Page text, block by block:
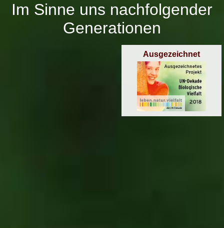
Im Sinne uns nachfolgender
Generationen
Ausgezeichnet